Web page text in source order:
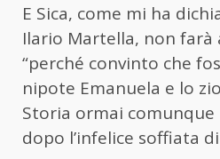
E Sica, come mi ha
Ilario Martella, non
“perché convinto che
nipote Emanuela e lo
Storia ormai
dopo l’infelice soffiata